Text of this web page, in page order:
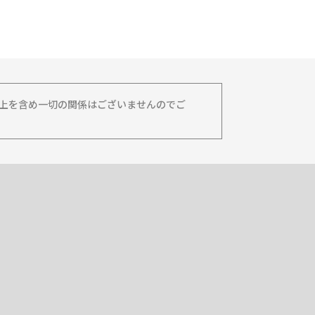
を含め一切の関係はございませんのでご